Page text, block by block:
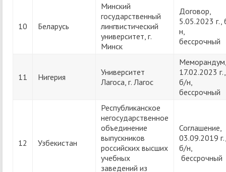
10 Беларусь
Минский
государственный
лингвистический
университет, г.
Минск
Договор,
5.05.2023 г.,
н,
бессрочный
11 Нигерия
Университет
Лагоса, г. Лагос
17.02.2023 г.,
б/н,
бессрочный
12 Узбекистан
Республиканское
негосударственное
объединение
выпускников
российских высших
учебных
заведений из
Соглашение,
03.09.2019
б/н,
бессрочный